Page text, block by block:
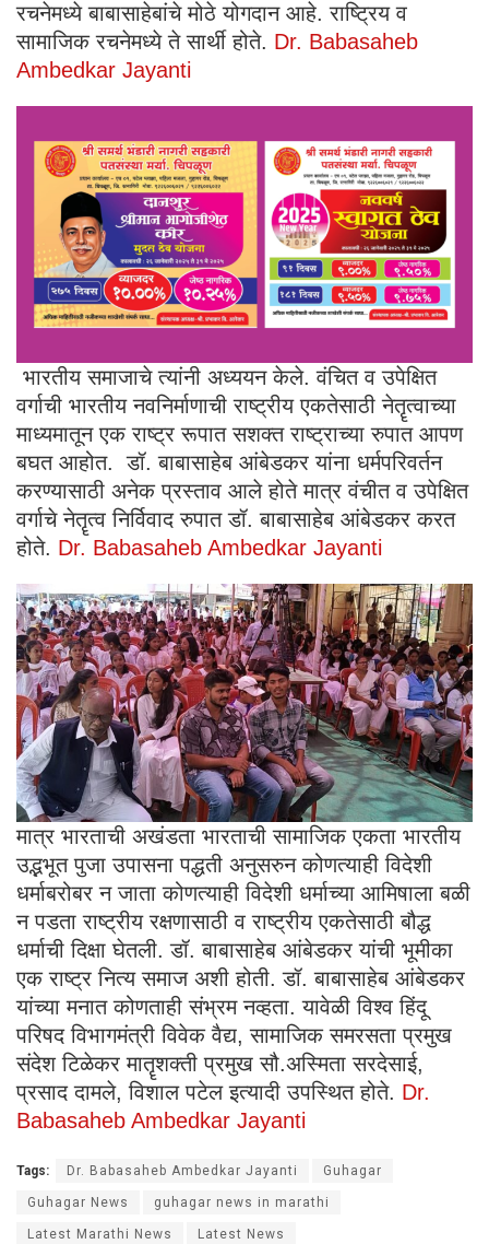
रचनेमध्ये बाबासाहेबांचे मोठे योगदान आहे. राष्ट्रिय व
सामाजिक रचनेमध्ये ते सार्थी होते. Dr. Babasaheb
Ambedkar Jayanti
भारतीय समाजाचे त्यांनी अध्ययन केले. वंचित व उपेक्षित
वर्गाची भारतीय नवनिर्माणाची राष्ट्रीय एकतेसाठी नेतॄत्वाच्या
माध्यमातून एक राष्ट्र रूपात सशक्त राष्ट्राच्या रुपात आपण
बघत आहोत. डॉ. बाबासाहेब आंबेडकर यांना धर्मपरिवर्तन
करण्यासाठी अनेक प्रस्ताव आले होते मात्र वंचीत व उपेक्षित
वर्गाचे नेतॄत्व निर्विवाद रुपात डॉ. बाबासाहेब आंबेडकर करत
होते. Dr. Babasaheb Ambedkar Jayanti
मात्र भारताची अखंडता भारताची सामाजिक एकता भारतीय
उद्भभूत पुजा उपासना पद्धती अनुसरुन कोणत्याही विदेशी
धर्माबरोबर न जाता कोणत्याही विदेशी धर्माच्या आमिषाला बळी
न पडता राष्ट्रीय रक्षणासाठी व राष्ट्रीय एकतेसाठी बौद्ध
धर्माची दिक्षा घेतली. डॉ. बाबासाहेब आंबेडकर यांची भूमीका
एक राष्ट्र नित्य समाज अशी होती. डॉ. बाबासाहेब आंबेडकर
यांच्या मनात कोणताही संभ्रम नव्हता. यावेळी विश्व हिंदू
परिषद विभागमंत्री विवेक वैद्य, सामाजिक समरसता प्रमुख
संदेश टिळेकर मातॄशक्ती प्रमुख सौ.अस्मिता सरदेसाई,
प्रसाद दामले, विशाल पटेल इत्यादी उपस्थित होते. Dr.
Babasaheb Ambedkar Jayanti
Tags: Dr. Babasaheb Ambedkar Jayanti Guhagar
Guhagar News guhagar news in marathi
Latest Marathi News Latest News